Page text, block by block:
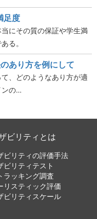
足度
にその質の保証や学生満
る。
あり方を例にして
、どのようなあり方が適
ンの…
ビリティとは
ビリティの評価手法
ビリティテスト
ラッキング調査
リスティック評価
ビリティスケール